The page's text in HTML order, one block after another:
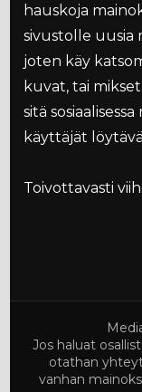
hauskoja
sivustolle uusia
joten käy
kuvat, tai
sitä
käyttäjät
Toivottavasti
Jos haluat
otathan
vanhan